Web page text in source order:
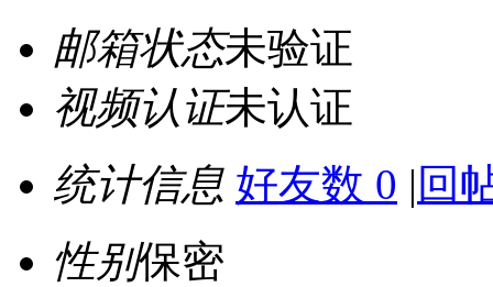
邮箱状态未验证
视频认证未认证
统计信息 好友数 0 | 回
性别保密